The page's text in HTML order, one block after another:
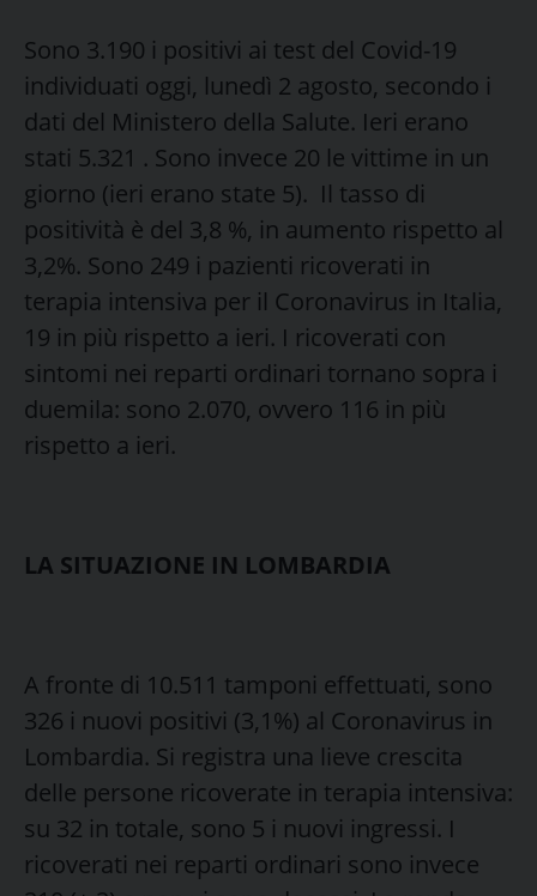
Sono 3.190 i positivi ai test del Covid-19
individuati oggi, lunedì 2 agosto, secondo i
dati del Ministero della Salute. Ieri erano
stati 5.321 . Sono invece 20 le vittime in un
giorno (ieri erano state 5). Il tasso di
positività è del 3,8 %, in aumento rispetto al
3,2%. Sono 249 i pazienti ricoverati in
terapia intensiva per il Coronavirus in Italia,
19 in più rispetto a ieri. I ricoverati con
sintomi nei reparti ordinari tornano sopra i
duemila: sono 2.070, ovvero 116 in più
rispetto a ieri.
LA SITUAZIONE IN LOMBARDIA
A fronte di 10.511 tamponi effettuati, sono
326 i nuovi positivi (3,1%) al Coronavirus in
Lombardia. Si registra una lieve crescita
delle persone ricoverate in terapia intensiva:
su 32 in totale, sono 5 i nuovi ingressi. I
ricoverati nei reparti ordinari sono invece